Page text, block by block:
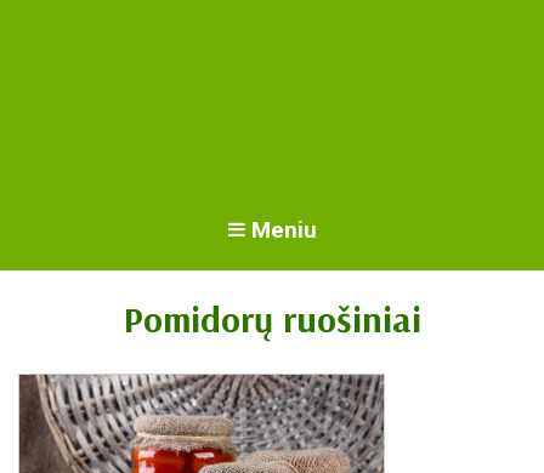
Meniu
Pomidorų ruošiniai